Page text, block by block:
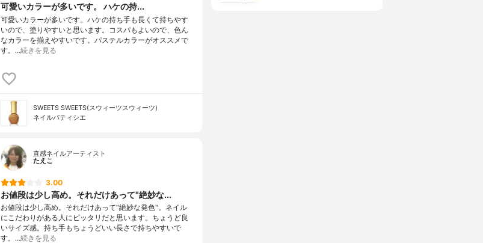
可愛いカラーが多いです。 ハケの持...
可愛いカラーが多いです。ハケの持ち手も長くて持ちやす
いので、塗りやすいと思います。コスパもよいので、色ん
なカラーを揃えやすいです。パステルカラーがオススメで
す。…続きを見る
SWEETS SWEETS(スウィーツスウィーツ)
ネイルパティシエ
直感ネイルアーティスト
たえこ
3.00
お値段は少し高め。それだけあって"絶妙な...
お値段は少し高め。それだけあって"絶妙な発色"。ネイル
にこだわりがある人にピッタリだと思います。ちょうど良
いサイズ感。持ち手もちょうどいい長さで持ちやすいで
す。…続きを見る